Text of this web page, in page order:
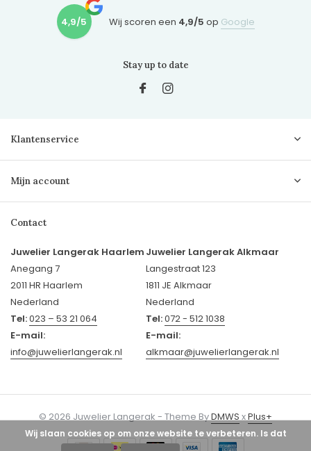
4,9/5 Wij scoren een 4,9/5 op Google
Stay up to date
Klantenservice
Mijn account
Contact
Juwelier Langerak Haarlem
Anegang 7
2011 HR Haarlem
Nederland
Tel:023 – 53 21 064
E-mail:
info@juwelierlangerak.nl
Juwelier Langerak Alkmaar
Langestraat 123
1811 JE Alkmaar
Nederland
Tel:072 - 512 1038
E-mail:
alkmaar@juwelierlangerak.nl
© 2026 Juwelier Langerak - Theme ByDMWSxPlus+
Wij slaan cookies op om onze website te verbeteren. Is dat